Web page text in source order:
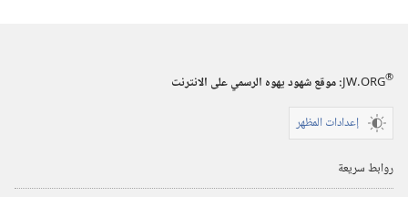
JW.ORG®
:‏ موقع شهود يهوه الرسمي على الانترنت
إعدادات المظهر
روابط سريعة